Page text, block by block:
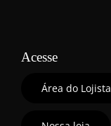
Acesse
Área do Lojista